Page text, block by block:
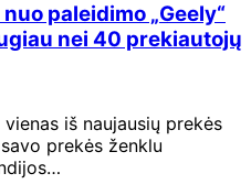
paleidimo „Geely“
nei 40 prekiautojų
vienas iš naujausių prekės
prekės ženklu